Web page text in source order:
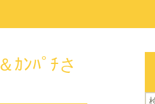
ｶﾝﾊﾟﾁさ
検